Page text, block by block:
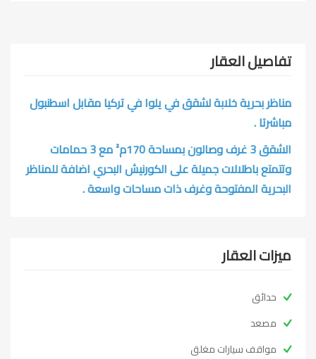
تفاصيل العقار
مناظر بحرية خلابة لشقق في يلوا في تركيا مقابل اسطنبول
مباشرتا .
الشقق 3 غرف وصالون بمساحة 170م² مع 3 حمامات
وتتمتع باطلالات جميلة على الكورنيش البحري اضافة للمناظر
البحرية المفتوحة وغرف ذات مساحات واسعة .
ميزات العقار
حدائق
مصعد
مواقف سيارات مغلق